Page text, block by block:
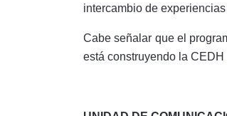
intercambio de
Cabe señalar que el
está construyendo la